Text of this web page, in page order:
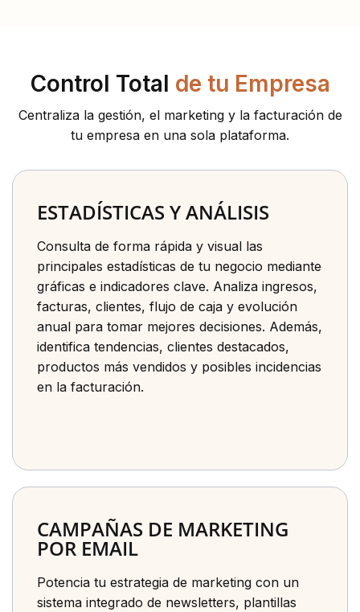
Control Total de tu Empresa
Centraliza la gestión, el marketing y la facturación de
tu empresa en una sola plataforma.
ESTADÍSTICAS Y ANÁLISIS
Consulta de forma rápida y visual las
principales estadísticas de tu negocio mediante
gráficas e indicadores clave. Analiza ingresos,
facturas, clientes, flujo de caja y evolución
anual para tomar mejores decisiones. Además,
identifica tendencias, clientes destacados,
productos más vendidos y posibles incidencias
en la facturación.
CAMPAÑAS DE MARKETING
POR EMAIL
Potencia tu estrategia de marketing con un
sistema integrado de newsletters, plantillas